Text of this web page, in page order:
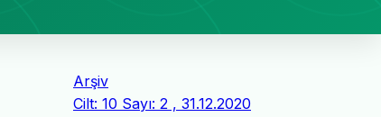
Arşiv
Cilt: 10 Sayı: 2 , 31.12.2020